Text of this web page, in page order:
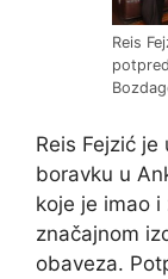
Reis
Reis Fejzić
boravku u
koje je imao
značajnom
obaveza.